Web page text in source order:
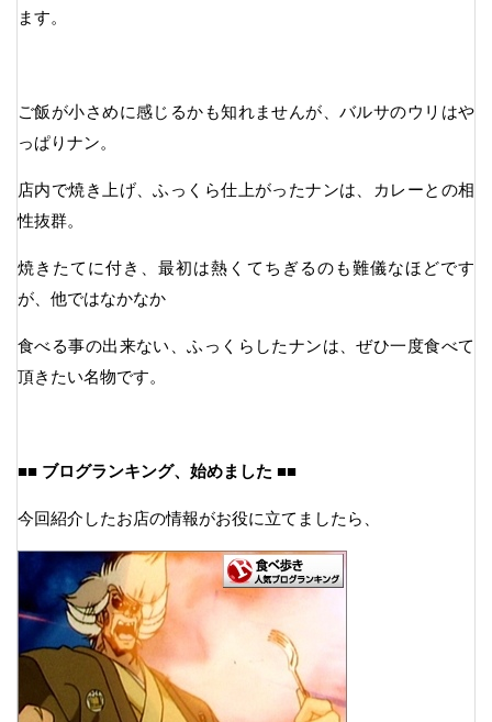
ます。
ご飯が小さめに感じるかも知れませんが、バルサのウリはや
っぱりナン。
店内で焼き上げ、ふっくら仕上がったナンは、カレーとの相
性抜群。
焼きたてに付き、最初は熱くてちぎるのも難儀なほどです
が、他ではなかなか
食べる事の出来ない、ふっくらしたナンは、ぜひ一度食べて
頂きたい名物です。
■■ ブログランキング、始めました ■■
今回紹介したお店の情報がお役に立てましたら、